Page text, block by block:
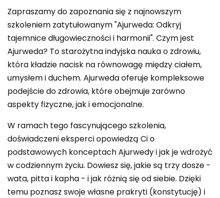
Zapraszamy do zapoznania się z najnowszym
szkoleniem zatytułowanym "Ajurweda: Odkryj
tajemnice długowieczności i harmonii". Czym jest
Ajurweda? To starożytna indyjska nauka o zdrowiu,
która kładzie nacisk na równowagę między ciałem,
umysłem i duchem. Ajurweda oferuje kompleksowe
podejście do zdrowia, które obejmuje zarówno
aspekty fizyczne, jak i emocjonalne.
W ramach tego fascynującego szkolenia,
doświadczeni eksperci opowiedzą Ci o
podstawowych konceptach Ajurwedy i jak je wdrożyć
w codziennym życiu. Dowiesz się, jakie są trzy dosze -
wata, pitta i kapha - i jak różnią się od siebie. Dzięki
temu poznasz swoje własne prakryti (konstytucję) i